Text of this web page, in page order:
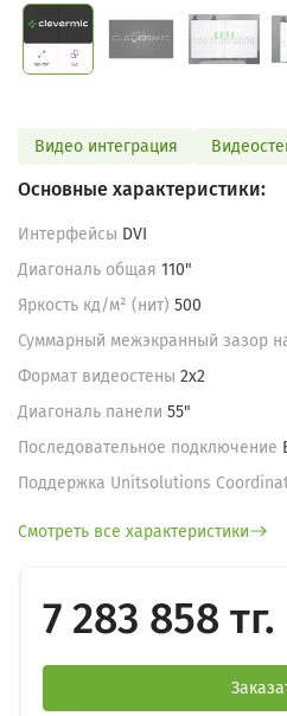
Видео интеграция
Основные характеристики:
Интерфейсы DVI
Диагональ общая 110"
Яркость кд/м² (нит) 500
Суммарный межэкранный зазор
Формат видеостены 2х2
Диагональ панели 55"
Последовательное подключение
Поддержка Unitsolutions
Смотреть все характеристики
7 283 858 тг.